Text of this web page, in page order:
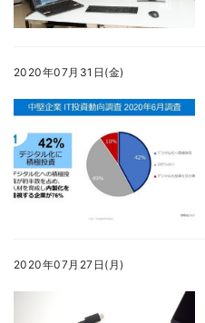
2020年07月31日(金)
2020年07月27日(月)